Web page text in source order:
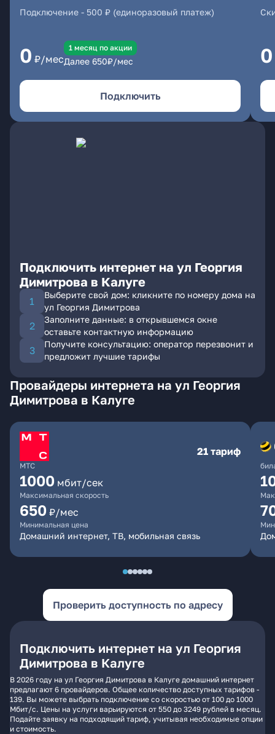
Подключение - 500 ₽ (единоразовый платеж)
0 ₽/мес
1 месяц по акции
Далее 650₽/мес
Подключить
0
Подключить интернет на ул Георгия
Димитрова в Калуге
Выберите свой дом: кликните по номеру дома на
ул Георгия Димитрова
Заполните данные: в открывшемся окне
оставьте контактную информацию
Получите консультацию: оператор перезвонит и
предложит лучшие тарифы
Провайдеры интернета на ул Георгия
Димитрова в Калуге
МТС
21 тариф
1000 мбит/сек
Максимальная скорость
650 ₽/мес
Минимальная цена
Домашний интернет, ТВ, мобильная связь
Проверить доступность по адресу
Подключить интернет на ул Георгия
Димитрова в Калуге
В 2026 году на ул Георгия Димитрова в Калуге домашний интернет
предлагают 6 провайдеров. Общее количество доступных тарифов -
139. Вы можете выбрать подключение со скоростью от 100 до 1000
Мбит/с. Цены на услуги варьируются от 550 до 3249 рублей в месяц.
Подайте заявку на подходящий тариф, учитывая необходимые опции
и стоимость.